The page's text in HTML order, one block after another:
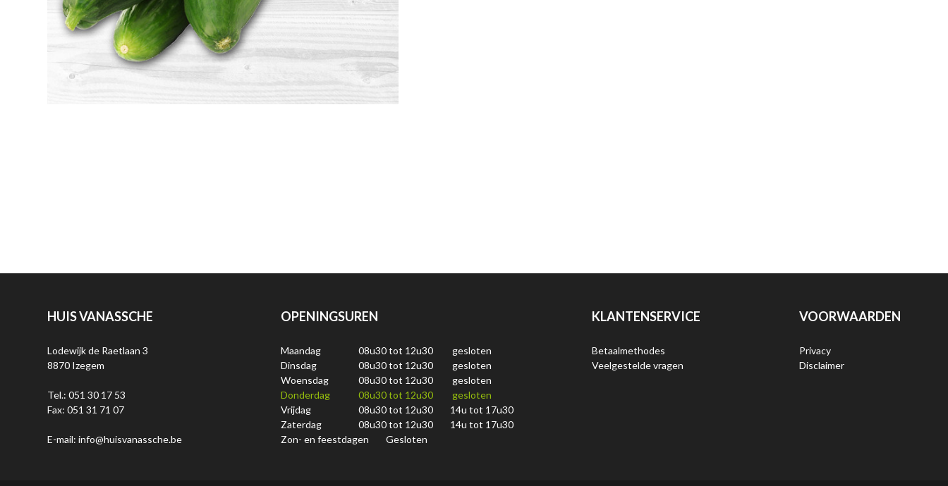
HUIS VANASSCHE
Lodewijk de Raetlaan 3
8870 Izegem
Tel.: 051 30 17 53
Fax: 051 31 71 07
E-mail: info@huisvanassche.be
OPENINGSUREN
Maandag 08u30 tot 12u30
gesloten
Dinsdag
08u30 tot 12u30
gesloten
Woensdag
08u30 tot 12u30
gesloten
Donderdag
08u30 tot 12u30
gesloten
Vrijdag
08u30 tot 12u30
14u tot 17u30
Zaterdag
08u30 tot 12u30
14u tot 17u30
Zon- en feestdagen
Gesloten
KLANTENSERVICE
Betaalmethodes
Veelgestelde vragen
VOORWAARDEN
Privacy
Disclaimer